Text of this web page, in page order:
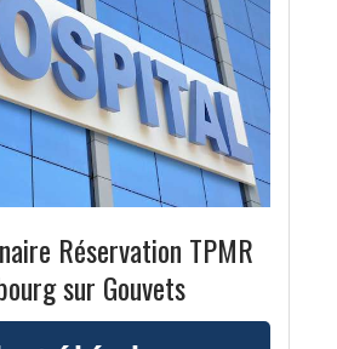
Réservation TPMR
sur Gouvets